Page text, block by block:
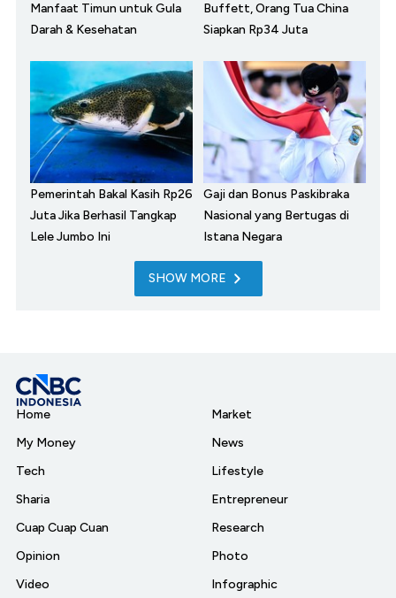
Manfaat Timun untuk Gula
Darah & Kesehatan
Buffett, Orang Tua China
Siapkan Rp34 Juta
Pemerintah Bakal Kasih Rp26
Juta Jika Berhasil Tangkap
Lele Jumbo Ini
Gaji dan Bonus Paskibraka
Nasional yang Bertugas di
Istana Negara
SHOW MORE
Home
My Money
Tech
Sharia
Cuap Cuap Cuan
Opinion
Video
Market
News
Lifestyle
Entrepreneur
Research
Photo
Infographic